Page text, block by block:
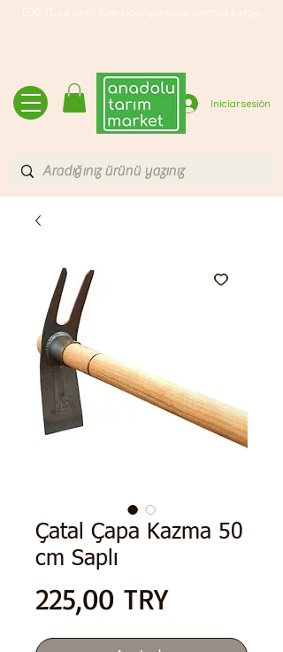
500 TL ve üzeri tüm siparişlerinde ücretsiz kargo
Iniciar sesión
Çatal Çapa Kazma 50
cm Saplı
225,00 TRYPrecio